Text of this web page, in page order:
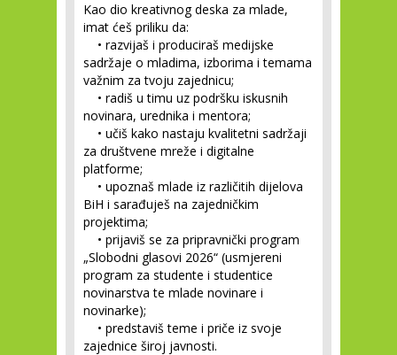
Kao dio kreativnog deska za mlade,
imat ćeš priliku da:
• razvijaš i produciraš medijske
sadržaje o mladima, izborima i temama
važnim za tvoju zajednicu;
• radiš u timu uz podršku iskusnih
novinara, urednika i mentora;
• učiš kako nastaju kvalitetni sadržaji
za društvene mreže i digitalne
platforme;
• upoznaš mlade iz različitih dijelova
BiH i sarađuješ na zajedničkim
projektima;
• prijaviš se za pripravnički program
„Slobodni glasovi 2026“ (usmjereni
program za studente i studentice
novinarstva te mlade novinare i
novinarke);
• predstaviš teme i priče iz svoje
zajednice široj javnosti.